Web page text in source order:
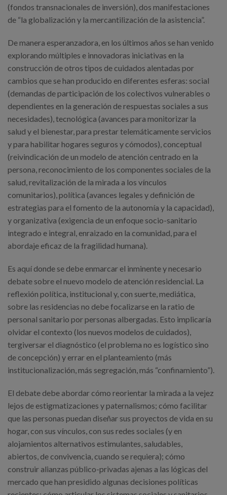
(fondos transnacionales de inversión), dos manifestaciones
de “la globalización y la mercantilización de la asistencia”.
De manera esperanzadora, en los últimos años se han venido
explorando múltiples e innovadoras iniciativas en la
construcción de otros tipos de cuidados alentadas por
cambios que se han producido en diferentes esferas: social
(demandas de participación de los colectivos vulnerables o
dependientes en la generación de respuestas sociales a sus
necesidades), tecnológica (avances para monitorizar la
salud y el bienestar, para prestar telemáticamente servicios
y para habilitar hogares seguros y cómodos), conceptual
(reivindicación de un modelo de atención centrado en la
persona, reconocimiento de los componentes sociales de la
salud, revitalización de la mirada a los vínculos
comunitarios), política (avances legales y definición de
estrategias para el fomento de la autonomía y la capacidad),
y organizativa (exigencia de un enfoque socio-sanitario
integrado e integral, enraizado en la comunidad, para el
abordaje eficaz de la fragilidad humana).
Es aquí donde se debe enmarcar el inminente y necesario
debate sobre el nuevo modelo de atención residencial. La
reflexión política, institucional y, con suerte, mediática,
sobre las residencias no debe focalizarse en la ratio de
personal sanitario por personas albergadas. Esto implicaría
olvidar el contexto (los nuevos modelos de cuidados),
tergiversar el diagnóstico (el problema no es logístico sino
de concepción) y errar en el planteamiento (más
institucionalización, más segregación, más “confinamiento”).
El debate debe abordar cómo reorientar la mirada a la vejez
lejos de estigmatizaciones y paternalismos; cómo facilitar
que las personas puedan diseñar sus proyectos de vida en su
hogar, con sus vínculos, con sus redes sociales (y en
alojamientos alternativos estimulantes, saludables,
abiertos, de convivencia, cuando se requiera); cómo
construir alianzas público-privadas ajenas a las lógicas del
mercado que han presidido algunas decisiones políticas